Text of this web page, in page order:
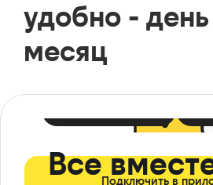
удобно -
месяц
ВсеПодключить в